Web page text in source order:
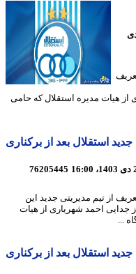
مدیره استقلال که حامی
استقلال بعد از برکناری
76205445
تیم مدیریتی جدید این
احمد شهریاری از هیات
استقلال بعد از برکناری